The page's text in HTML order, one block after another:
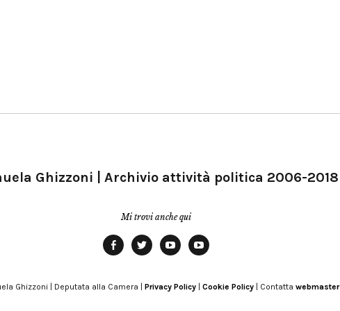
Ghizzoni | Archivio attività politica 2006-2018
Mi trovi anche qui
Modena
Ghizzoni | Deputata alla Camera | Privacy Policy Cookie Policy | Contatta webmaster